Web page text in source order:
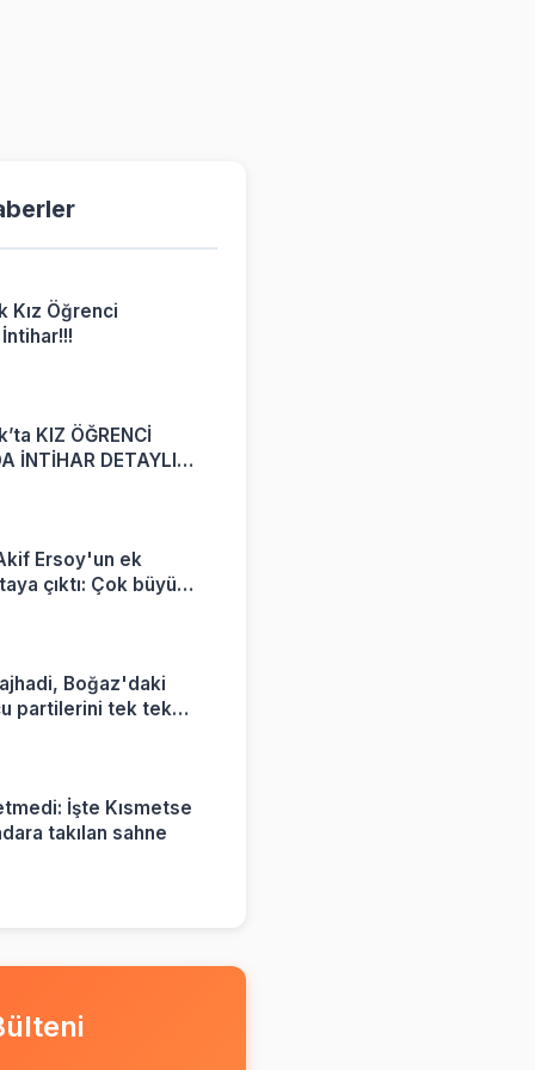
Kız Öğrenci
KIZ ÖĞRENCİ
İNTİHAR DETAYLI
Ersoy'un ek
çıktı: Çok büyük
Boğaz'daki
partilerini tek tek
İşte Kısmetse
takılan sahne